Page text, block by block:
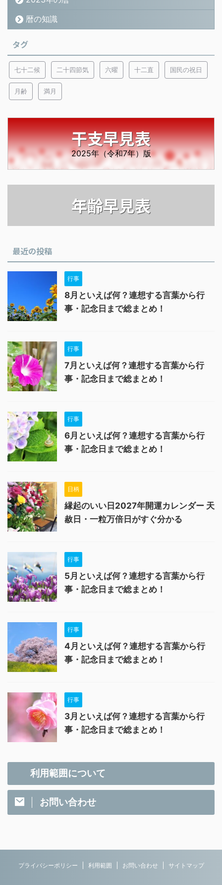
暦の知識
タグ
七十二候 二十四節気 六曜 十二直 国民の祝日
月齢 満月
干支早見表
2025年（令和7年）版
年齢早見表
最近の投稿
行事
8月といえば何？連想する言葉から行
事・記念日まで総まとめ！
行事
7月といえば何？連想する言葉から行
事・記念日まで総まとめ！
行事
6月といえば何？連想する言葉から行
事・記念日まで総まとめ！
日柄
縁起のいい日2027年開運カレンダー 天
赦日・一粒万倍日がすぐ分かる
行事
5月といえば何？連想する言葉から行
事・記念日まで総まとめ！
行事
4月といえば何？連想する言葉から行
事・記念日まで総まとめ！
行事
3月といえば何？連想する言葉から行
事・記念日まで総まとめ！
利用範囲について
お問い合わせ
プライバシーポリシー 利用範囲 お問い合わせ サイトマップ